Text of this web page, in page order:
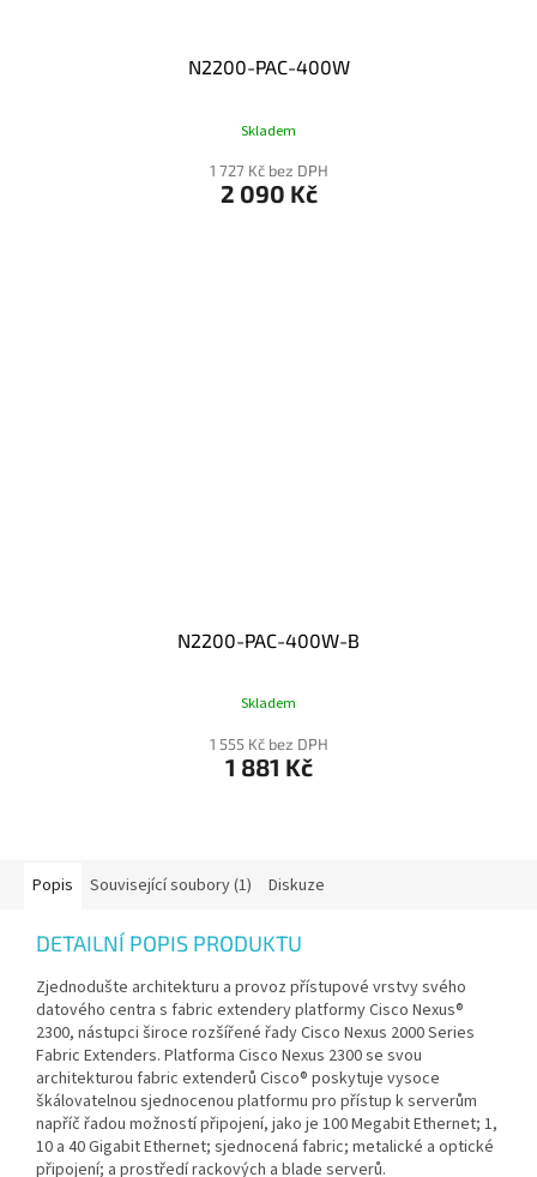
N2200-PAC-400W
Skladem
1 727 Kč bez DPH
2 090 Kč
N2200-PAC-400W-B
Skladem
1 555 Kč bez DPH
1 881 Kč
Popis Související soubory (1) Diskuze
DETAILNÍ POPIS PRODUKTU
Zjednodušte architekturu a provoz přístupové vrstvy svého
datového centra s fabric extendery platformy Cisco Nexus®
2300, nástupci široce rozšířené řady Cisco Nexus 2000 Series
Fabric Extenders. Platforma Cisco Nexus 2300 se svou
architekturou fabric extenderů Cisco® poskytuje vysoce
škálovatelnou sjednocenou platformu pro přístup k serverům
napříč řadou možností připojení, jako je 100 Megabit Ethernet; 1,
10 a 40 Gigabit Ethernet; sjednocená fabric; metalické a optické
připojení; a prostředí rackových a blade serverů.